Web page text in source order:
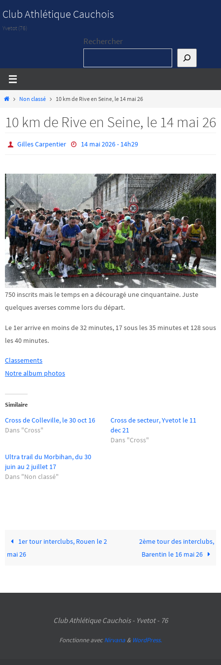
vers
le
Club Athlétique Cauchois
Yvetot (76)
Rechercher
HomeNon classé 10 km de Rive en Seine, le 14 mai 26
10 km de Rive en Seine, le 14 mai 26
Gilles Carpentier 14 mai 2026 - 14h29
750 inscrits mais le temps en a découragé une cinquantaine. Juste
quelques averses comme lors du départ.
Le 1er arrive en moins de 32 minutes, 17 sous les 35 minutes et 128 sous
les 40 minutes.
Classements
Notre album photos
Similaire
Cross de Colleville, le 30 oct 16
Dans "Cross"
Cross de secteur, Yvetot le 11
dec 21
Dans "Cross"
Ultra trail du Morbihan, du 30
juin au 2 juillet 17
Dans "Non classé"
1er tour interclubs, Rouen le 2
mai 26
2ème tour des interclubs,
Barentin le 16 mai 26
Club Athlétique Cauchois - Yvetot - 76
Fonctionne avecNirvana & WordPress.